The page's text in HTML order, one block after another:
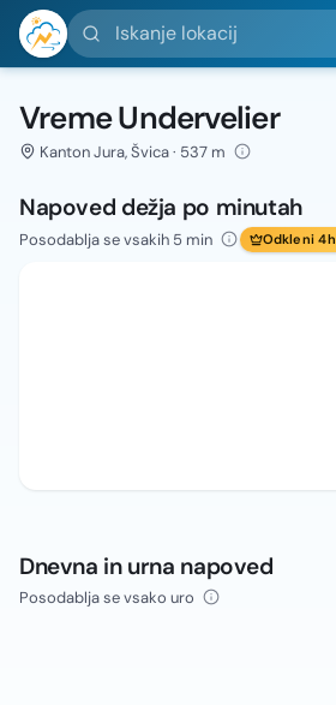
Iskanje lokacij
Vreme Undervelier
Kanton Jura, Švica · 537 m
Napoved dežja po minutah
Posodablja se vsakih 5 min Odkleni 4h
Dnevna in urna napoved
Posodablja se vsako uro